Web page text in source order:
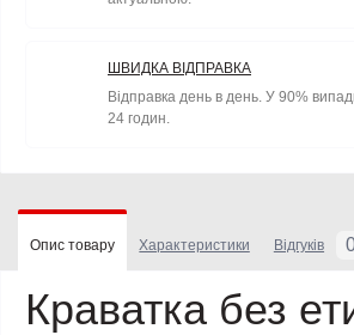
ШВИДКА ВІДПРАВКА
Відправка день в день. У 90%
24 годин.
Опис товару Характеристики Відгуків
Краватка без